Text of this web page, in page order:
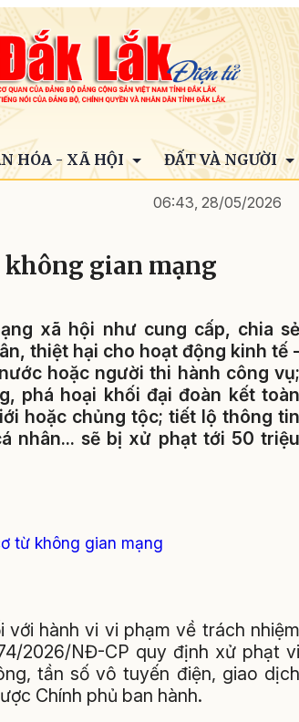
HÓA - XÃ HỘI ĐẤT VÀ NGƯỜI
06:43, 28/05/2026
không gian mạng
xã hội như cung cấp, chia sẻ
thiệt hại cho hoạt động kinh tế -
hoặc người thi hành công vụ;
phá hoại khối đại đoàn kết toàn
hoặc chủng tộc; tiết lộ thông tin
nhân... sẽ bị xử phạt tới 50 triệu
từ không gian mạng
hành vi vi phạm về trách nhiệm
2026/NĐ-CP quy định xử phạt vi
tần số vô tuyến điện, giao dịch
Chính phủ ban hành.